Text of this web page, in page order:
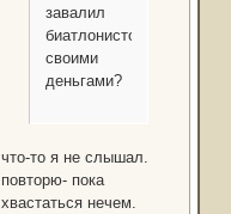
завалил
биатлонистов
своими
деньгами?
что-то я не слышал.
повторю- пока
хвастаться нечем.